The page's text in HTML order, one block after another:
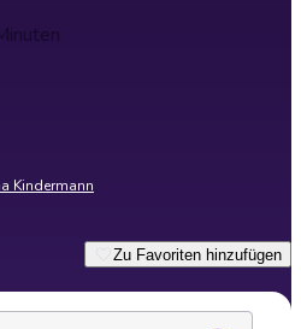
Kindermann
Zu Favoriten hinzufügen